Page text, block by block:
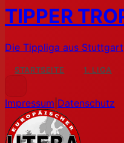
TIPPER
Die Tippliga aus Stuttgart
STARTSEITE 1. LIGA
Impressum Datenschutz